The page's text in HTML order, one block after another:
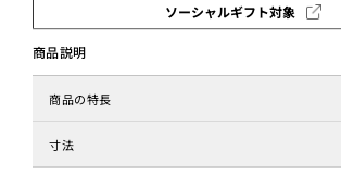
ソーシャルギフト対象
商品説明
商品の特長
寸法